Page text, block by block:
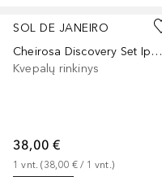
SOL DE JANEIRO
Cheirosa Discovery Set Ipanema Sunset
Kvepalų rinkinys
38,00 €
1 vnt. (38,00 € / 1 vnt.)